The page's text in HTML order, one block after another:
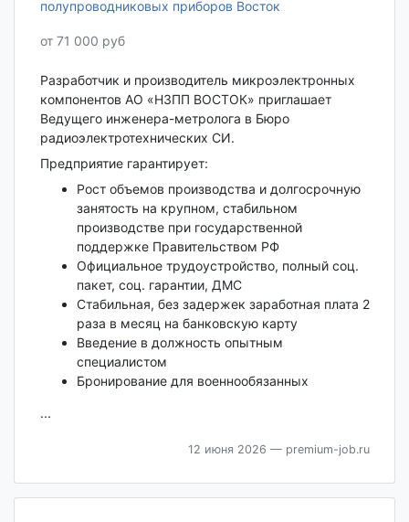
полупроводниковых приборов Восток
от 71 000 руб
Разработчик и производитель микроэлектронных
компонентов АО «НЗПП ВОСТОК» приглашает
Ведущего инженера-метролога в Бюро
радиоэлектротехнических СИ.
Предприятие гарантирует:
Рост объемов производства и долгосрочную
занятость на крупном, стабильном
производстве при государственной
поддержке Правительством РФ
Официальное трудоустройство, полный соц.
пакет, соц. гарантии, ДМС
Стабильная, без задержек заработная плата 2
раза в месяц на банковскую карту
Введение в должность опытным
специалистом
Бронирование для военнообязанных
...
12 июня 2026 — premium-job.ru